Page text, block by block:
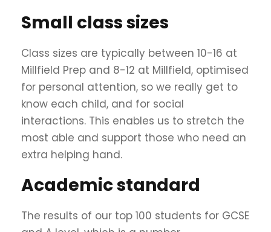
Small class sizes
Class sizes are typically between 10-16 at
Millfield Prep and 8-12 at Millfield, optimised
for personal attention, so we really get to
know each child, and for social
interactions. This enables us to stretch the
most able and support those who need an
extra helping hand.
Academic standard
The results of our top 100 students for GCSE